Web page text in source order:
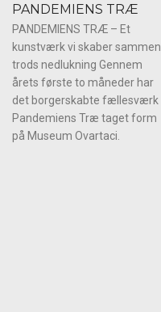
PANDEMIENS TRÆ
PANDEMIENS TRÆ – Et
kunstværk vi skaber sammen
trods nedlukning Gennem
årets første to måneder har
det borgerskabte fællesværk
Pandemiens Træ taget form
på Museum Ovartaci.